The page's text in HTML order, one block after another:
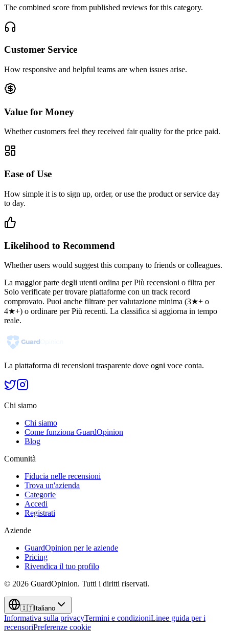
The combined score from published reviews for this category.
Customer Service
How responsive and helpful teams are when issues arise.
Value for Money
Whether customers feel they received fair quality for the price paid.
Ease of Use
How simple it is to sign up, order, or use the product or service day
to day.
Likelihood to Recommend
Whether users would suggest this company to friends or colleagues.
La maggior parte degli utenti ordina per Più recensioni o filtra per
Solo verificate per trovare piattaforme con un track record
comprovato. Puoi anche filtrare per valutazione minima (3★+ o
4★+) o ordinare per Più recenti. La classifica si aggiorna in tempo
reale.
La piattaforma di recensioni trasparente dove ogni voce conta.
Chi siamo
Chi siamo
Come funziona GuardOpinion
Blog
Comunità
Fiducia nelle recensioni
Trova un'azienda
Categorie
Accedi
Registrati
Aziende
GuardOpinion per le aziende
Pricing
Rivendica il tuo profilo
© 2026 GuardOpinion. Tutti i diritti riservati.
🇮🇹Italiano
Informativa sulla privacyTermini e condizioniLinee guida per i
recensoriPreferenze cookie